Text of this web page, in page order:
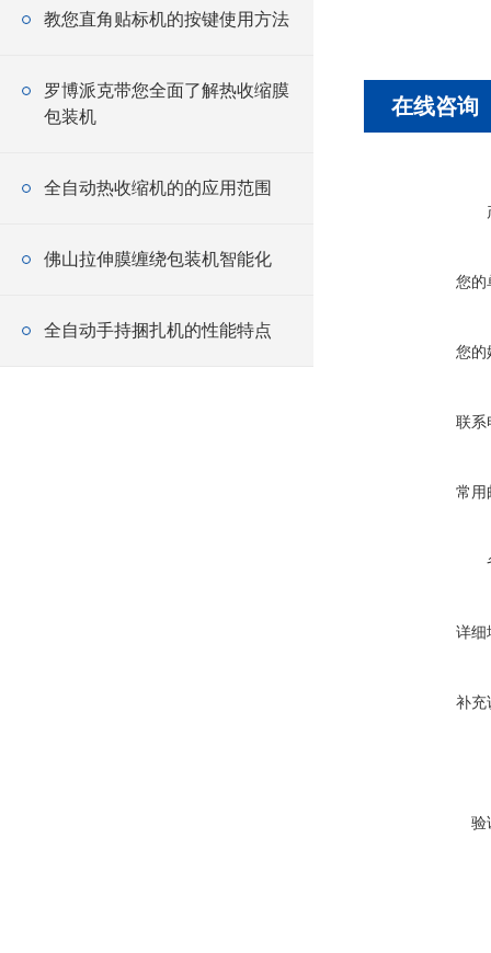
教您直角贴标机的按键使用方法
罗博派克带您全面了解热收缩膜
包装机
全自动热收缩机的的应用范围
佛山拉伸膜缠绕包装机智能化
全自动手持捆扎机的性能特点
在线咨询
您的
您的
联系
常用
详细
补充
验